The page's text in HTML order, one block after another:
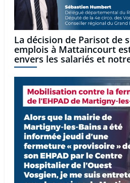
La décision de Parisot de
emplois à Mattaincourt
envers les salariés et